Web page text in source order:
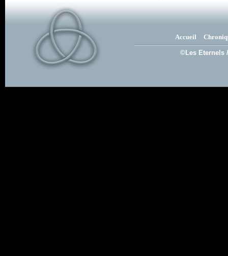
Accueil
©Les Eternels